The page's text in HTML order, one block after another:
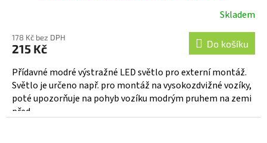
Skladem
178 Kč bez DPH
215 Kč Do košíku
Přídavné modré výstražné LED světlo pro externí montáž.
Světlo je určeno např. pro montáž na vysokozdvižné vozíky,
poté upozorňuje na pohyb vozíku modrým pruhem na zemi
před...